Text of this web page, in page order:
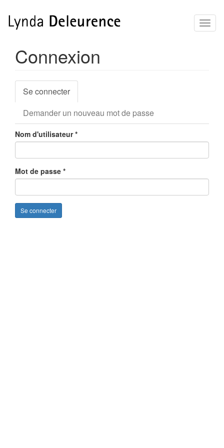
Aller
Connexion
Onglets
principaux
Se connecter
actif)
Demander un nouveau mot de passe
Nom d'utilisateur*
Mot de passe *
Se connecter